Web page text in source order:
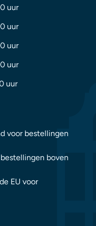
uur
uur
uur
uur
uur
voor bestellingen
boven
EU voor